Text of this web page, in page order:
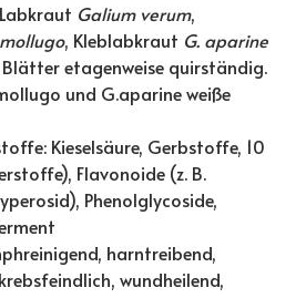
Galium verum,
, Kleblabkraut G. aparine
etagenweise quirständig.
und G.aparine weiße
Kieselsäure, Gerbstoffe, 10
Flavonoide (z. B.
Phenolglycoside,
harntreibend,
wundheilend,